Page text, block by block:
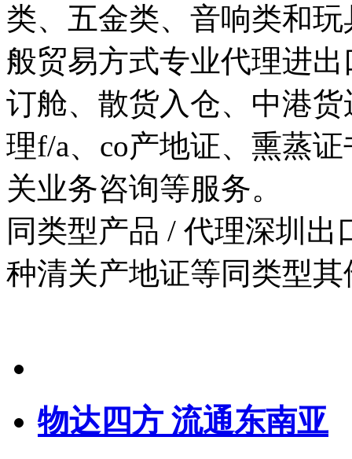
类、五金类、音响类和
般贸易方式专业代理进
订舱、散货入仓、中港
理f/a、co产地证、熏蒸
关业务咨询等服务。
同类型产品 / 代理深圳出
种清关产地证等同类型
物达四方 流通东南亚